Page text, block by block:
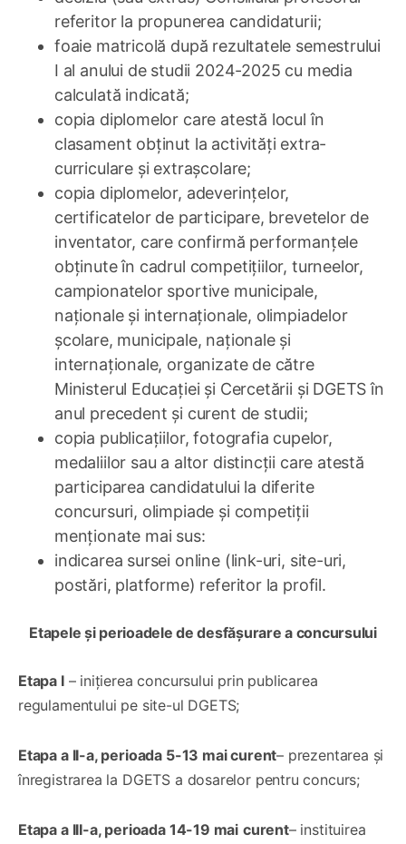
referitor la propunerea candidaturii;
foaie matricolă după rezultatele semestrului
I al anului de studii 2024-2025 cu media
calculată indicată;
copia diplomelor care atestă locul în
clasament obținut la activități extra-
curriculare și extrașcolare;
copia diplomelor, adeverințelor,
certificatelor de participare, brevetelor de
inventator, care confirmă performanțele
obținute în cadrul competițiilor, turneelor,
campionatelor sportive municipale,
naționale și internaționale, olimpiadelor
școlare, municipale, naționale și
internaționale, organizate de către
Ministerul Educației și Cercetării și DGETS în
anul precedent și curent de studii;
copia publicațiilor, fotografia cupelor,
medaliilor sau a altor distincții care atestă
participarea candidatului la diferite
concursuri, olimpiade și competiții
menționate mai sus:
indicarea sursei online (link-uri, site-uri,
postări, platforme) referitor la profil.
Etapele și perioadele de desfășurare a concursului
Etapa I– inițierea concursului prin publicarea
regulamentului pe site-ul DGETS;
Etapa a II-a, perioada 5-13 mai curent– prezentarea și
înregistrarea la DGETS a dosarelor pentru concurs;
Etapa a III-a, perioada 14-19 mai curent– instituirea